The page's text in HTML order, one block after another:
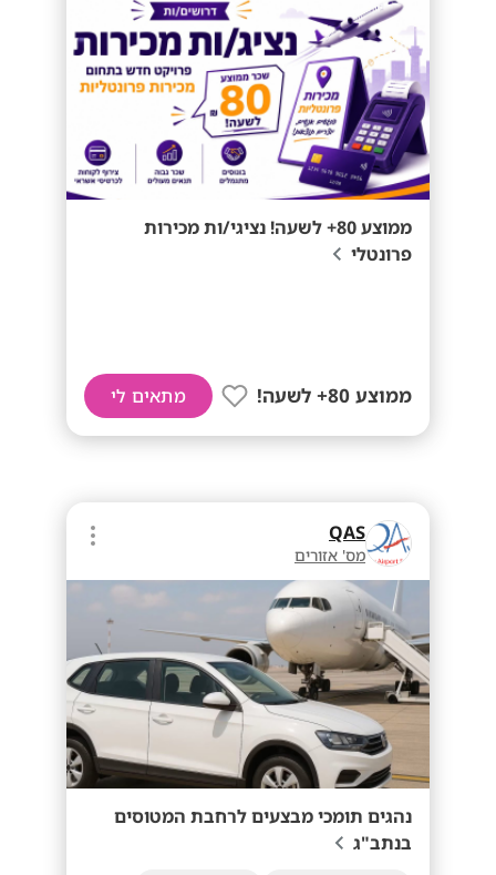
ממוצע 80+ לשעה! נציגי/ות מכירות
פרונטלי
ממוצע 80+ לשעה! מתאים לי
QAS
מס' אזורים
נהגים תומכי מבצעים לרחבת המטוסים
בנתב"ג